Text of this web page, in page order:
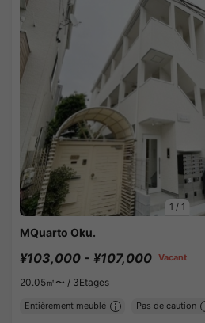
1 / 1
MQuarto Oku.
¥103,000 - ¥107,000 Vacant
20.05㎡〜 / 3Etages
Entièrement meublé Pas de caution